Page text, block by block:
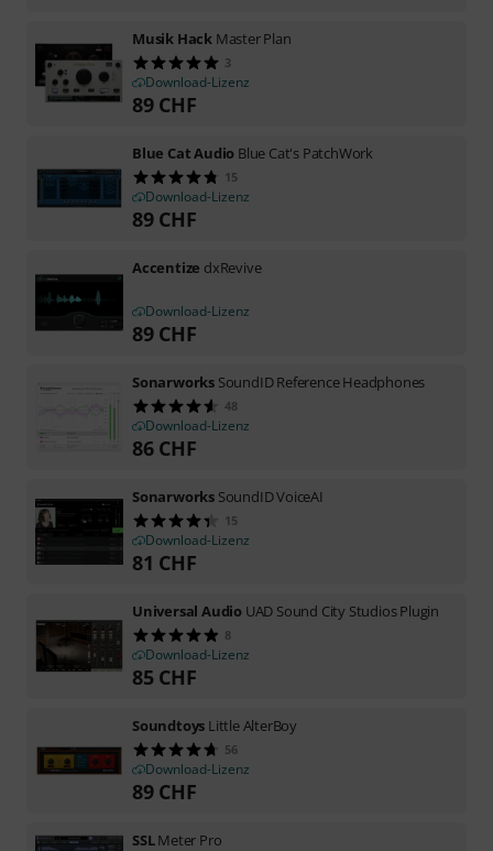
Musik Hack Master Plan
3
Download-Lizenz
89 CHF
Blue Cat Audio Blue Cat's PatchWork
15
Download-Lizenz
89 CHF
Accentize dxRevive
Download-Lizenz
89 CHF
Sonarworks SoundID Reference Headphones
48
Download-Lizenz
86 CHF
Sonarworks SoundID VoiceAI
15
Download-Lizenz
81 CHF
Universal Audio UAD Sound City Studios Plugin
8
Download-Lizenz
85 CHF
Soundtoys Little AlterBoy
56
Download-Lizenz
89 CHF
SSLMeter Pro